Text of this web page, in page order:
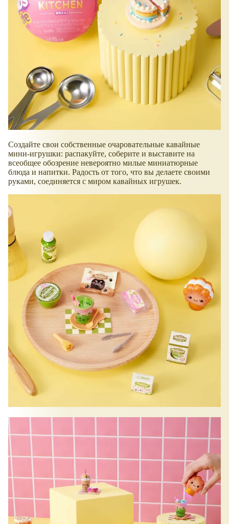
Создайте свои собственные очаровательные кавайные
мини-игрушки: распакуйте, соберите и выставите на
всеобщее обозрение невероятно милые миниатюрные
блюда и напитки. Радость от того, что вы делаете своими
руками, соединяется с миром кавайных игрушек.